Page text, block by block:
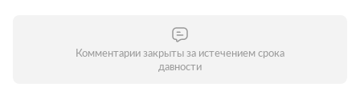
Комментарии закрыты за истечением срока
давности